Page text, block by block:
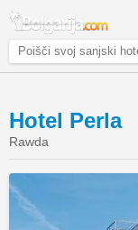
Hotel Perla
Rawda